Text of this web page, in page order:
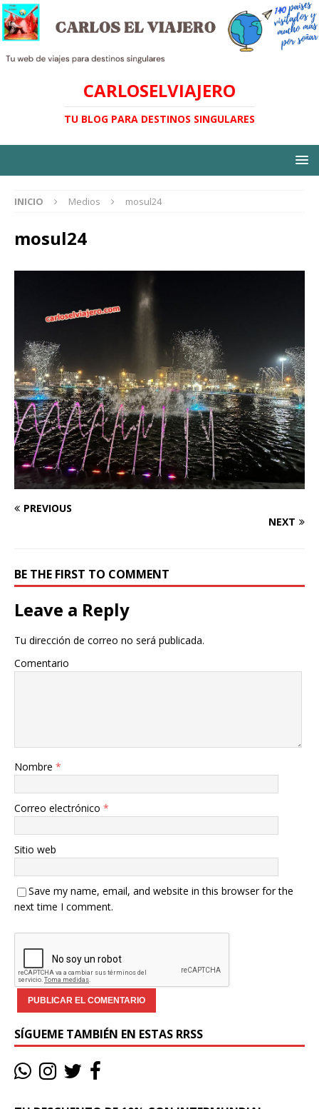
CARLOSELVIAJERO
TU BLOG PARA DESTINOS SINGULARES
INICIO Medios mosul24
mosul24
PREVIOUS
NEXT
BE THE FIRST TO COMMENT
Leave a Reply
Tu dirección de correo no será publicada.
Comentario
Nombre *
Correo electrónico *
Sitio web
Save my name, email, and website in this browser for the
next time I comment.
SÍGUEME TAMBIÉN EN ESTAS RRSS